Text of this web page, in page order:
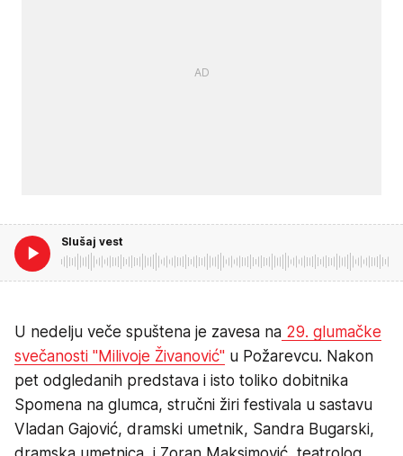
Slušaj vest
U nedelju veče spuštena je zavesa na 29. glumačke
svečanosti "Milivoje Živanović" u Požarevcu. Nakon
pet odgledanih predstava i isto toliko dobitnika
Spomena na glumca, stručni žiri festivala u sastavu
Vladan Gajović, dramski umetnik, Sandra Bugarski,